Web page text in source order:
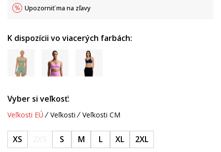
Upozorniť ma na zľavy
K dispozícii vo viacerých farbách:
Vyber si veľkosť:
Veľkosti EÚ Veľkosti Veľkosti CM
XS S M L XL 2XL